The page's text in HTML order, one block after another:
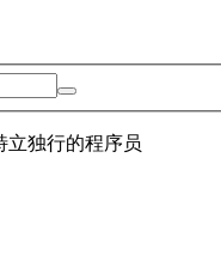
立独行的程序员